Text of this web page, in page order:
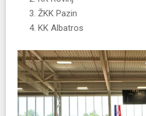
ŽKK Pazin
KK Albatros